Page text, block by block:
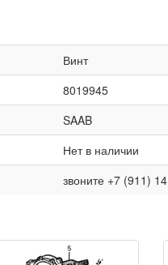
Винт
8019945
SAAB
Нет в наличии
звоните +7 (911)